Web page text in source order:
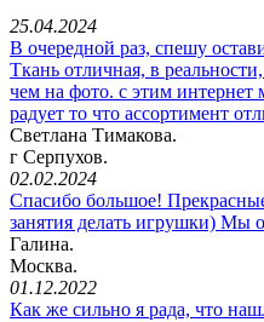
25.04.2024
В очередной раз, спешу
Ткань отличная, в
чем на фото. с этим интернет
радует то что ассортимент
Светлана Тимакова.
г Серпухов.
02.02.2024
Спасибо большое!
занятия делать игрушки) Мы
Галина.
Москва.
01.12.2022
Как же сильно я рада, что